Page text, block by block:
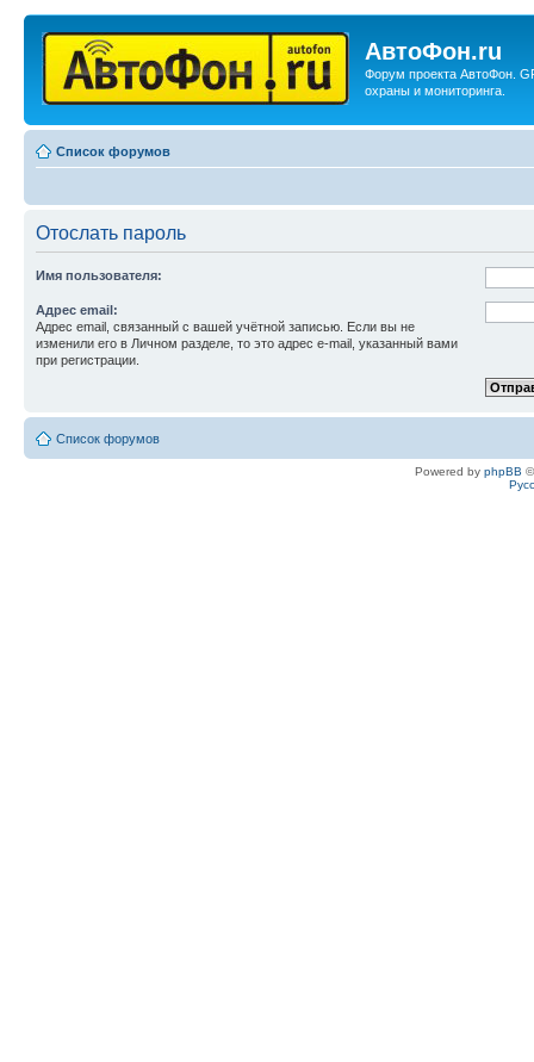
АвтоФон.ru
Форум проекта АвтоФон.
охраны и мониторинга.
Список форумов
Отослать пароль
Имя пользователя:
Адрес email:
Адрес email, связанный с вашей учётной записью. Если вы не
изменили его в Личном разделе, то это адрес e-mail, указанный вами
при регистрации.
Список форумов
Powered by phpBB